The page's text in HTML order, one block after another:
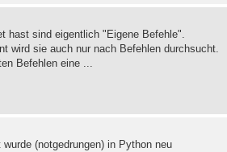
hast sind eigentlich "Eigene Befehle".
wird sie auch nur nach Befehlen durchsucht.
Befehlen eine ...
(notgedrungen) in Python neu